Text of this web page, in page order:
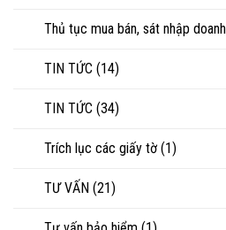
Thủ tục mua bán, sát nhập
TIN TỨC (14)
TIN TỨC (34)
Trích lục các giấy tờ (1)
TƯ VẤN (21)